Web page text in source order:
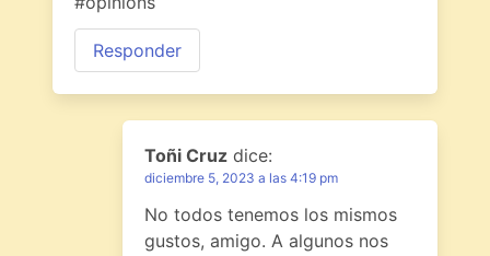
Responder
Toñi Cruz dice:
diciembre 5, 2023 a las 4:19 pm
No todos tenemos los mismos
gustos, amigo. A algunos nos